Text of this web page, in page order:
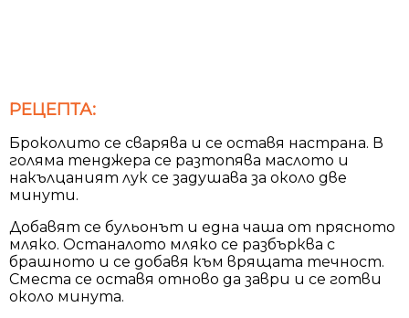
РЕЦЕПТА:
Броколито се сварява и се оставя настрана. В
голяма тенджера се разтопява маслото и
накълцаният лук се задушава за около две
минути.
Добавят се бульонът и една чаша от прясното
мляко. Останалото мляко се разбърква с
брашното и се добавя към врящата течност.
Сместа се оставя отново да заври и се готви
около минута.